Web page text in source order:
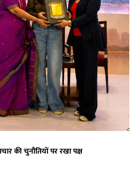
की चुनौतियों पर रखा पक्ष